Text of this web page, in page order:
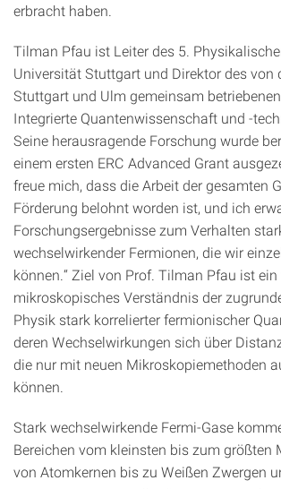
erbracht haben.
Tilman Pfau ist Leiter des 5.
Universität Stuttgart und Direktor des von
Stuttgart und Ulm gemeinsam
Integrierte Quantenwissenschaft und -
Seine herausragende Forschung wurde
einem ersten ERC Advanced Grant
freue mich, dass die Arbeit der gesamten
Förderung belohnt worden ist, und ich
Forschungsergebnisse zum Verhalten
wechselwirkender Fermionen, die wir
können.“ Ziel von Prof. Tilman Pfau ist
mikroskopisches Verständnis der
Physik stark korrelierter fermionischer
deren Wechselwirkungen sich über
die nur mit neuen Mikroskopiemethoden
können.
Stark wechselwirkende Fermi-Gase
Bereichen vom kleinsten bis zum größten
von Atomkernen bis zu Weißen Zwergen